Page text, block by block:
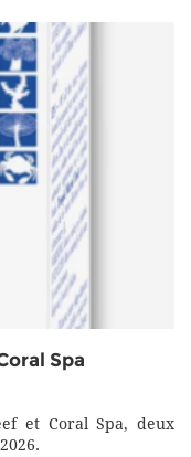
Spa
et Coral Spa, deux